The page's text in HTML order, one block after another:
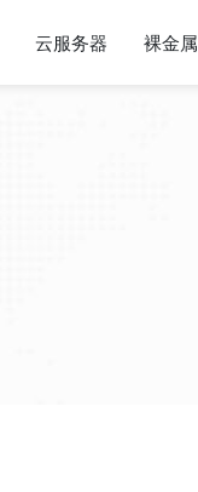
云服务器 裸金属